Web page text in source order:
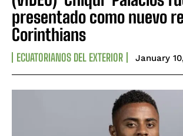
presentado como nuevo
Corinthians
ECUATORIANOS DEL EXTERIOR January